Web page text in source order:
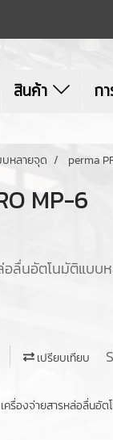
สินค้า ก
บหลายจุด perma
MP-6
อลื่นอัตโนมัติแบบ
เปรียบเทียบ
เครื่องจ่ายสารหล่อลื่นอัต